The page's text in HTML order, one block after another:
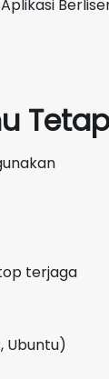
terjaga
Ubuntu)